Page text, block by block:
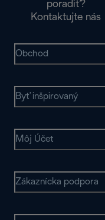
poradiť?
Kontaktujte nás
Obchod
Byť inšpirovaný
Môj Účet
Zákaznícka podpora